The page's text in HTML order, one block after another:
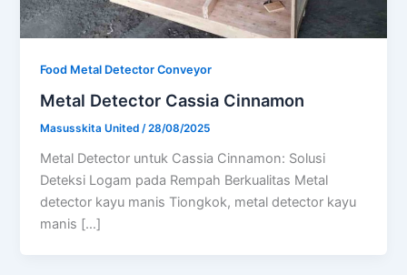
Food Metal Detector Conveyor
Metal Detector Cassia Cinnamon
Masusskita United/28/08/2025
Metal Detector untuk Cassia Cinnamon: Solusi
Deteksi Logam pada Rempah Berkualitas Metal
detector kayu manis Tiongkok, metal detector kayu
manis […]